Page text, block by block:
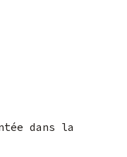
dans la